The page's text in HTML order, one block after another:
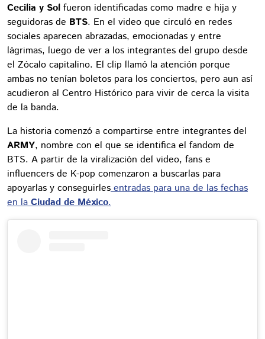
Cecilia y Sol fueron identificadas como madre e hija y
seguidoras de BTS. En el video que circuló en redes
sociales aparecen abrazadas, emocionadas y entre
lágrimas, luego de ver a los integrantes del grupo desde
el Zócalo capitalino. El clip llamó la atención porque
ambas no tenían boletos para los conciertos, pero aun así
acudieron al Centro Histórico para vivir de cerca la visita
de la banda.
La historia comenzó a compartirse entre integrantes del
ARMY, nombre con el que se identifica el fandom de
BTS. A partir de la viralización del video, fans e
influencers de K-pop comenzaron a buscarlas para
apoyarlas y conseguirles entradas para una de las fechas
en la Ciudad de México.